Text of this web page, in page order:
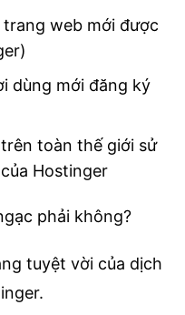
web mới được
dùng mới đăng ký
toàn thế giới sử
Hostinger
phải không?
tuyệt vời của dịch